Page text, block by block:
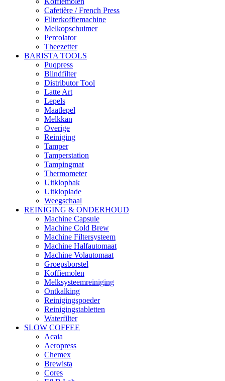
Cafetière / French Press
Filterkoffiemachine
Melkopschuimer
Percolator
Theezetter
BARISTA TOOLS
Puqpress
Blindfilter
Distributor Tool
Latte Art
Lepels
Maatlepel
Melkkan
Overige
Reiniging
Tamper
Tamperstation
Tampingmat
Thermometer
Uitklopbak
Uitkloplade
Weegschaal
REINIGING & ONDERHOUD
Machine Capsule
Machine Cold Brew
Machine Filtersysteem
Machine Halfautomaat
Machine Volautomaat
Groepsborstel
Koffiemolen
Melksysteemreiniging
Ontkalking
Reinigingspoeder
Reinigingstabletten
Waterfilter
SLOW COFFEE
Acaia
Aeropress
Chemex
Brewista
Cores